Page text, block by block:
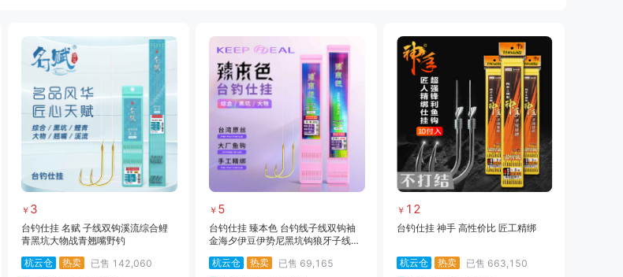
黑坑钓箱 黑坑竿包 黑坑鱼护 黑坑服饰 黑坑装备
路亚轮 水滴轮 鼓轮 路亚线 路亚钩饵 路亚配件
海钓钩 海钓钓组 海钓配件 海钓装备 海钓饵料 临时专用
￥ 3
台钓仕挂 名赋 子线双钩溪流综合鲤
青黑坑大物战青翘嘴野钓
杭云仓
热卖 已售 142,060
￥ 5
台钓仕挂 臻本色 台钓线子线双钩袖
金海夕伊豆伊势尼黑坑钩狼牙子线仕
杭云仓
热卖 已售 69,165
￥ 12
台钓仕挂 神手 高性价比 匠工精绑
杭云仓 热卖 已售 663,150